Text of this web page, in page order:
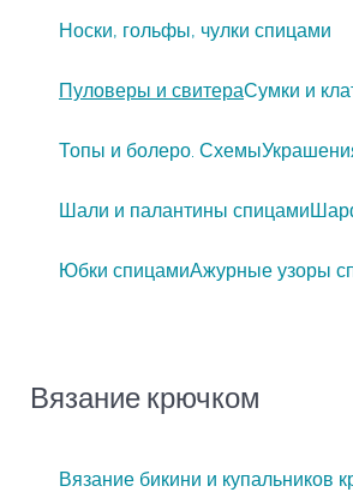
Носки, гольфы, чулки спицами
Пуловеры и свитераСумки и
Топы и болеро. Схемы
Шали и палантины спицами
Юбки спицамиАжурные узоры
Вязание крючком
Вязание бикини и купальников